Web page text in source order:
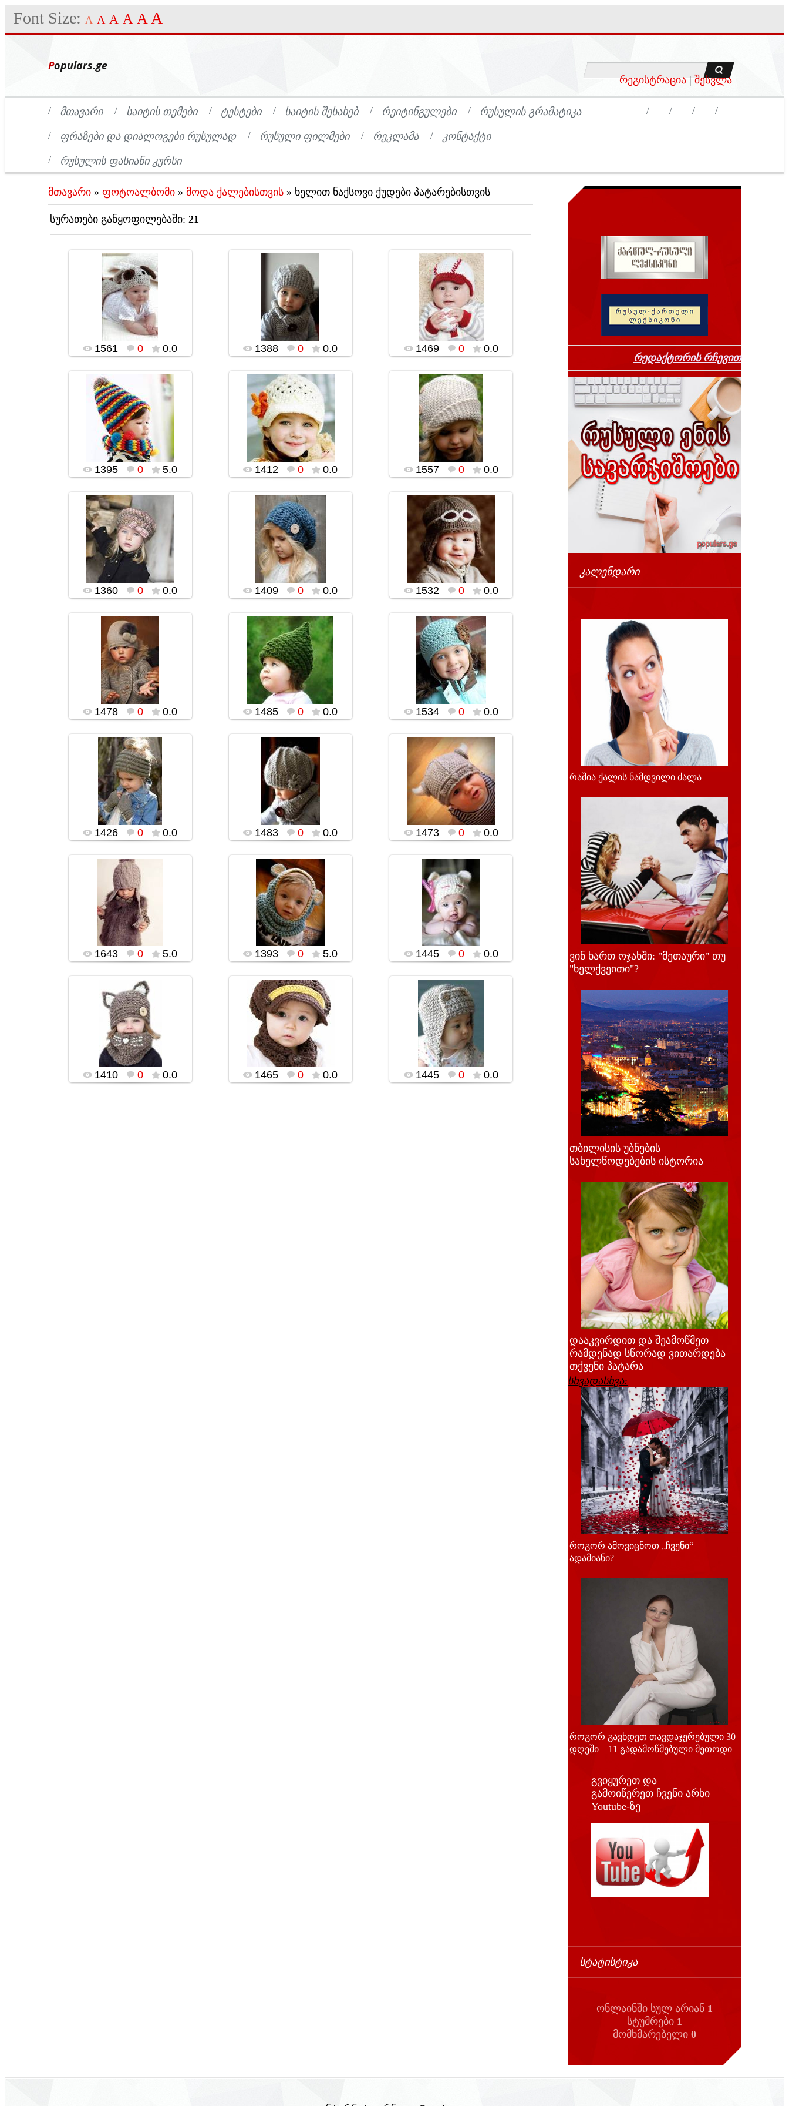
Font Size: A A A A A A
Populars.ge
რეგისტრაცია | შესვლა
ᲛᲗᲐᲕᲐᲠᲘ ᲡᲐᲘᲢᲘᲡ ᲗᲔᲛᲔᲑᲘ ᲢᲔᲡᲢᲔᲑᲘ ᲡᲐᲘᲢᲘᲡ ᲨᲔᲡᲐᲮᲔᲑ ᲠᲔᲘᲢᲘᲜᲒᲣᲚᲔᲑᲘ ᲠᲣᲡᲣᲚᲘᲡ ᲒᲠᲐᲛᲐᲢᲘᲙᲐ
ᲤᲠᲐᲖᲔᲑᲘ ᲓᲐ ᲓᲘᲐᲚᲝᲒᲔᲑᲘ ᲠᲣᲡᲣᲚᲐᲓ ᲠᲣᲡᲣᲚᲘ ᲤᲘᲚᲛᲔᲑᲘ ᲠᲔᲙᲚᲐᲛᲐ ᲙᲝᲜᲢᲐᲥᲢᲘ
ᲠᲣᲡᲣᲚᲘᲡ ᲤᲐᲡᲘᲐᲜᲘ ᲙᲣᲠᲡᲘ
მთავარი » ფოტოალბომი » მოდა ქალებისთვის » ხელით ნაქსოვი ქუდები პატარებისთვის
სურათები განყოფილებაში: 21
02.02.2016
popularsge
1561 0 0.0
02.02.2016
popularsge
1388 0 0.0
02.02.2016
popularsge
1469 0 0.0
02.02.2016
popularsge
1395 0 5.0
02.02.2016
popularsge
1412 0 0.0
02.02.2016
popularsge
1557 0 0.0
02.02.2016
popularsge
1360 0 0.0
02.02.2016
popularsge
1409 0 0.0
02.02.2016
popularsge
1532 0 0.0
02.02.2016
popularsge
1478 0 0.0
02.02.2016
popularsge
1485 0 0.0
02.02.2016
popularsge
1534 0 0.0
02.02.2016
popularsge
1426 0 0.0
02.02.2016
popularsge
1483 0 0.0
02.02.2016
popularsge
1473 0 0.0
02.02.2016
popularsge
1643 0 5.0
02.02.2016
popularsge
1393 0 5.0
02.02.2016
popularsge
1445 0 0.0
02.02.2016
popularsge
1410 0 0.0
02.02.2016
popularsge
1465 0 0.0
02.02.2016
popularsge
1445 0 0.0
რედაქტორის რჩევით
ᲙᲐᲚᲔᲜᲓᲐᲠᲘ
რაშია ქალის ნამდვილი ძალა
ვინ ხართ ოჯახში: "მეთაური" თუ
"ხელქვეითი"?
თბილისის უბნების
სახელწოდებების ისტორია
დააკვირდით და შეამოწმეთ
რამდენად სწორად ვითარდება
თქვენი პატარა
სხვადასხვა:
როგორ ამოვიცნოთ „ჩვენი“
ადამიანი?
როგორ გავხდეთ თავდაჯერებული 30
დღეში _ 11 გადამოწმებული მეთოდი
გვიყურეთ და
გამოიწერეთ ჩვენი არხი
Youtube-ზე
ᲡᲢᲐᲢᲘᲡᲢᲘᲙᲐ
ონლაინში სულ არიან 1
სტუმრები 1
მომხმარებელი 0